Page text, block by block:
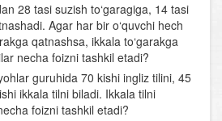
28 tasi suzish to‘garagiga, 14 tasi
Agar har bir o‘quvchi hech
qatnashsa, ikkala to‘garakga
necha foizni tashkil etadi?
guruhida 70 kishi ingliz tilini, 45
ikkala tilni biladi. Ikkala tilni
foizni tashkil etadi?